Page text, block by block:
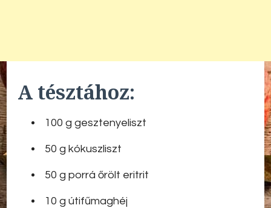
A tésztához:
100 g gesztenyeliszt
50 g kókuszliszt
50 g porrá őrölt eritrit
10 g útifűmaghéj